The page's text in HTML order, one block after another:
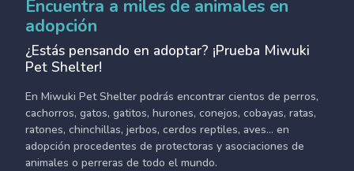
Encuentra a miles de animales en
adopción
¿Estás pensando en adoptar? ¡Prueba Miwuki
Pet Shelter!
En Miwuki Pet Shelter podrás encontrar cientos de perros,
cachorros, gatos, gatitos, hurones, conejos, cobayas, ratas,
ratones, chinchillas, jerbos, cerdos reptiles, aves... en
adopción procedentes de protectoras y asociaciones de
animales o perreras de todo el mundo.